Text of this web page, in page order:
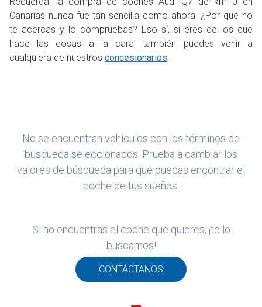
Canarias nunca fue tan sencilla como ahora. ¿Por qué no
te acercas y lo compruebas? Eso sí, si eres de los que
hace las cosas a la cara, también puedes venir a
cualquiera de nuestros concesionarios.
No se encuentran vehículos con los términos de
búsqueda seleccionados. Prueba a cambiar los
valores de búsqueda para que puedas encontrar el
coche de tus sueños.
Si no encuentras el coche que quieres, ¡te lo
buscamos!
CONTÁCTANOS